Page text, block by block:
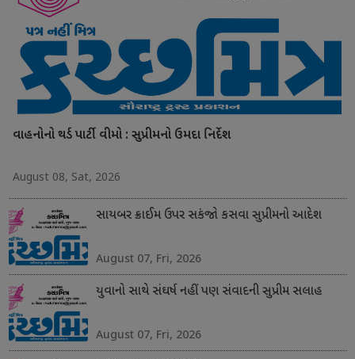
વાહનોનો થર્ડ પાર્ટી વીમો : સુપ્રીમનો ઉમદા નિર્દેશ
August 08, Sat, 2026
સાયબર ક્રાઈમ ઉપર સકંજો કસવા સુપ્રીમનો આદેશ
August 07, Fri, 2026
યુવાનો સાથે સંઘર્ષ નહીં પણ સંવાદની સુપ્રીમ સલાહ
August 07, Fri, 2026